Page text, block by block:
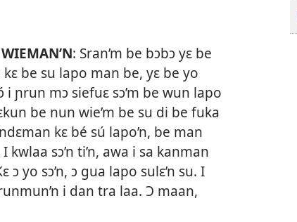
: Sran’m be bɔbɔ yɛ be
be su lapo man be, yɛ be yo
ɲrun mɔ siefuɛ sɔ’m be wun lapo
be nun wie’m be su di be fuka
kɛ bé sú lapo’n, be man
sɔ’n ti’n, awa i sa kanman
yo sɔ’n, ɔ gua lapo sulɛ’n su. I
i dan tra laa. Ɔ maan,